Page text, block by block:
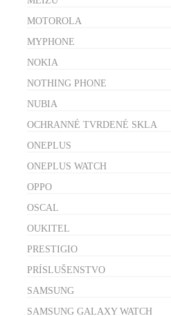
MOTOROLA
MYPHONE
NOKIA
NOTHING PHONE
NUBIA
OCHRANNÉ TVRDENÉ SKLA
ONEPLUS
ONEPLUS WATCH
OPPO
OSCAL
OUKITEL
PRESTIGIO
PRÍSLUŠENSTVO
SAMSUNG
SAMSUNG GALAXY WATCH